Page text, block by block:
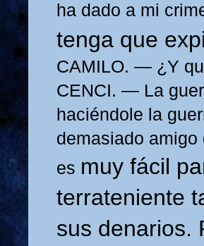
ha dado a mi
tenga que
CAMILO. — ¿Y
CENCI. — La
haciéndole la
demasiado
es muy fácil
terrateniente
sus denarios.